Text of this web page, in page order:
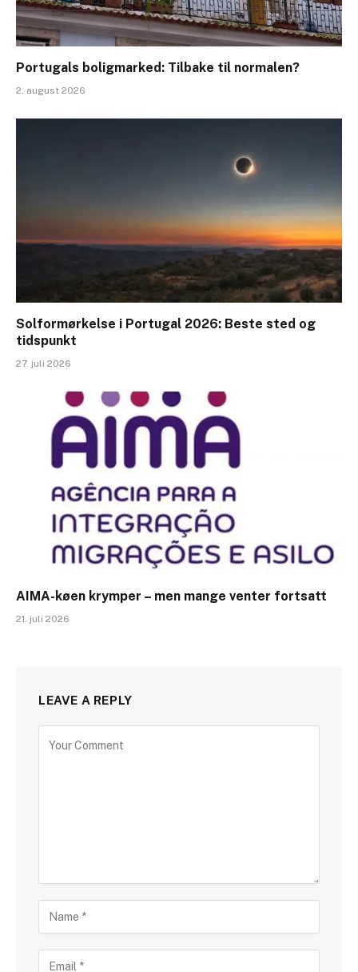
Portugals boligmarked: Tilbake til normalen?
2. august 2026
Solformørkelse i Portugal 2026: Beste sted og
tidspunkt
27. juli 2026
AIMA-køen krymper – men mange venter fortsatt
21. juli 2026
LEAVE A REPLY